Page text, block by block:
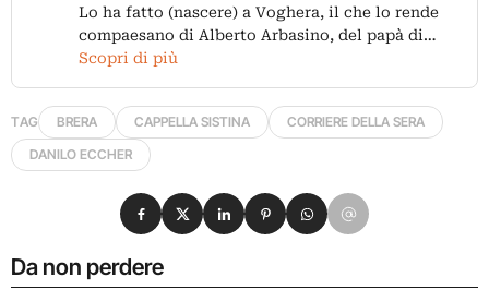
Lo ha fatto (nascere) a Voghera, il che lo rende
compaesano di Alberto Arbasino, del papà di…
Scopri di più
TAG BRERA CAPPELLA SISTINA
CORRIERE DELLA SERA
DANILO ECCHER
Da non perdere
Condividi su Facebook
Condividi su X
Condividi su LinkedIn
Condividi su Pinterest
Condividi su WhatsApp
Condividi su Email